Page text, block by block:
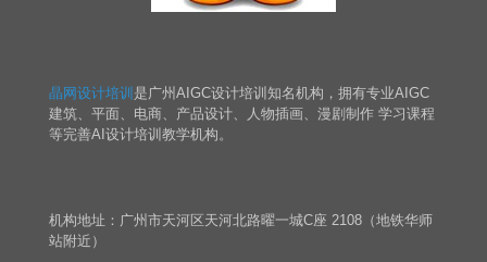
晶网设计培训 是广州AIGC设计培训知名机构，拥有专业AIGC
建筑、平面、电商、产品设计、人物插画、漫剧制作 学习课程
等完善AI设计培训教学机构。
机构地址：广州市天河区天河北路曜一城C座 2108（地铁华师
站附近）